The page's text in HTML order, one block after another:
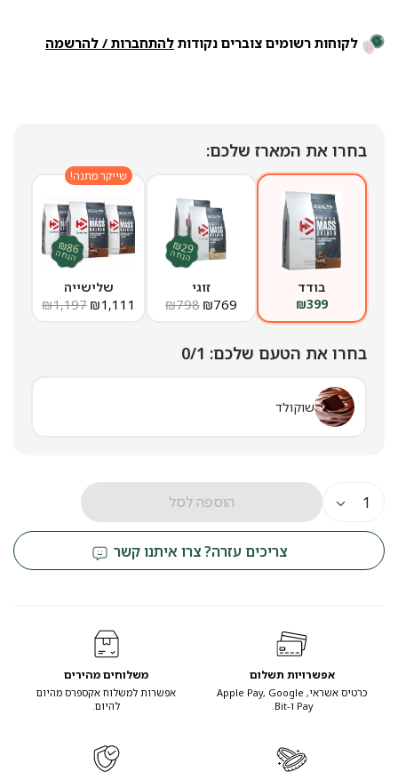
לקוחות רשומים צוברים נקודות להתחברות / להרשמה
בחרו את המארז שלכם:
בודד
₪399
₪29
הנחה
זוגי
₪769
₪798
שייקר מתנה!
₪86
הנחה
שלישייה
₪1,111
₪1,197
בחרו את הטעם שלכם: 0/1
שוקולד
הוספה לסל
צריכים עזרה? צרו איתנו קשר
אפשרויות תשלום
כרטיס אשראי, Apple Pay, Google
Pay ו-Bit.
משלוחים מהירים
אפשרות למשלוח אקספרס מהיום
להיום.